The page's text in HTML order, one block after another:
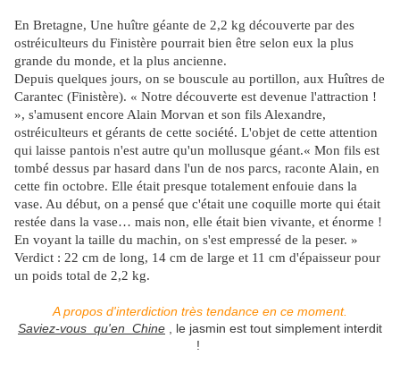
En Bretagne, Une huître géante de 2,2 kg découverte par des
ostréiculteurs du Finistère pourrait bien être selon eux la plus
grande du monde, et la plus ancienne.
Depuis quelques jours, on se bouscule au portillon, aux Huîtres de
Carantec (Finistère). « Notre découverte est devenue l'attraction !
», s'amusent encore Alain Morvan et son fils Alexandre,
ostréiculteurs et gérants de cette société. L'objet de cette attention
qui laisse pantois n'est autre qu'un mollusque géant.« Mon fils est
tombé dessus par hasard dans l'un de nos parcs, raconte Alain, en
cette fin octobre. Elle était presque totalement enfouie dans la
vase. Au début, on a pensé que c'était une coquille morte qui était
restée dans la vase… mais non, elle était bien vivante, et énorme !
En voyant la taille du machin, on s'est empressé de la peser. »
Verdict : 22 cm de long, 14 cm de large et 11 cm d'épaisseur pour
un poids total de 2,2 kg.
A propos d'interdiction très tendance en ce moment.
Saviez-vous qu'en Chine , le jasmin est tout simplement interdit
!